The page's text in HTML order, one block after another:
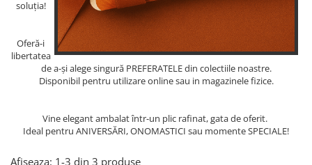
Tricouri si topuri
Rochii de eveniment
soluția!
Oferă-i
libertatea
de a-și alege singură PREFERATELE din colectiile noastre.
Disponibil pentru utilizare online sau in magazinele fizice.
Vine elegant ambalat într-un plic rafinat, gata de oferit.
Ideal pentru ANIVERSĂRI, ONOMASTICI sau momente SPECIALE!
Afiseaza: 1-3 din 3 produse